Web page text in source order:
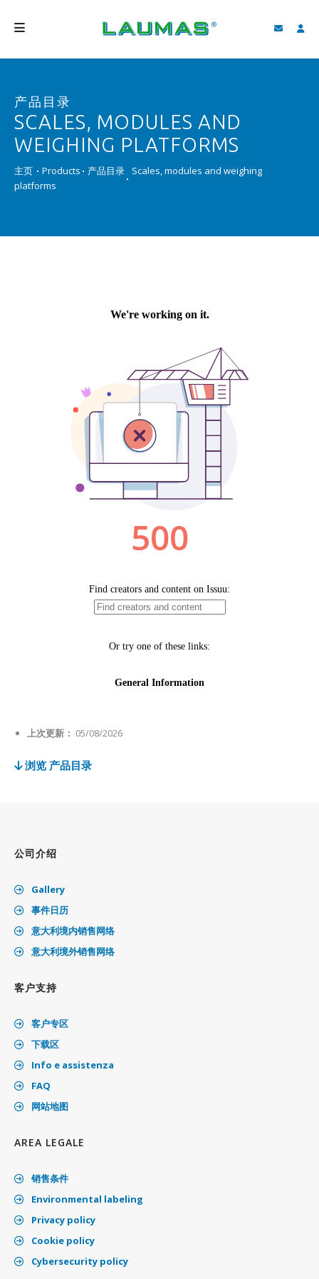
产品
客户支持和下载
视频
产品目录
SCALES, MODULES AND
WEIGHING PLATFORMS
主页 Products 产品目录
Scales, modules and weighing
platforms
上次更新： 05/08/2026
浏览 产品目录
公司介绍
Gallery
事件日历
意大利境内销售网络
意大利境外销售网络
客户支持
客户专区
下载区
Info e assistenza
FAQ
网站地图
AREA LEGALE
销售条件
Environmental labeling
Privacy policy
Cookie policy
Cybersecurity policy